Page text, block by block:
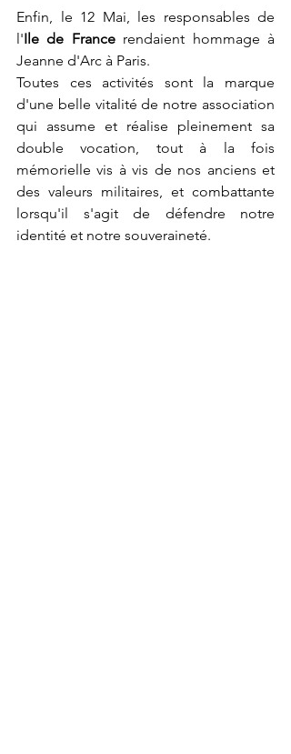
Enfin, le 12 Mai, les responsables de
l'Ile de France rendaient hommage à
Jeanne d'Arc à Paris.
Toutes ces activités sont la marque
d'une belle vitalité de notre association
qui assume et réalise pleinement sa
double vocation, tout à la fois
mémorielle vis à vis de nos anciens et
des valeurs militaires, et combattante
lorsqu'il s'agit de défendre notre
identité et notre souveraineté.